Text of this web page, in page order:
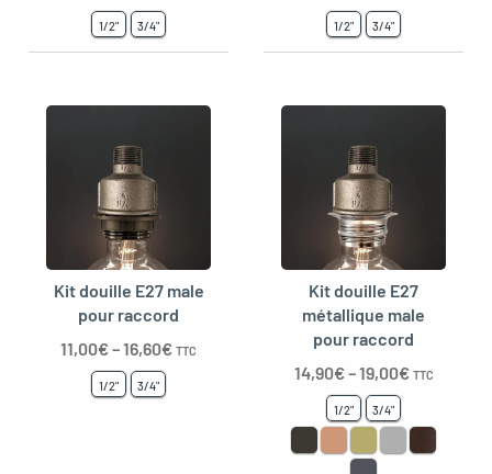
1/2" 3/4" 1/2" 3/4"
Kit douille E27 male
pour raccord
11,00€–16,60€ TTC
1/2" 3/4"
Kit douille E27
métallique male
pour raccord
14,90€–19,00€ TTC
1/2" 3/4"